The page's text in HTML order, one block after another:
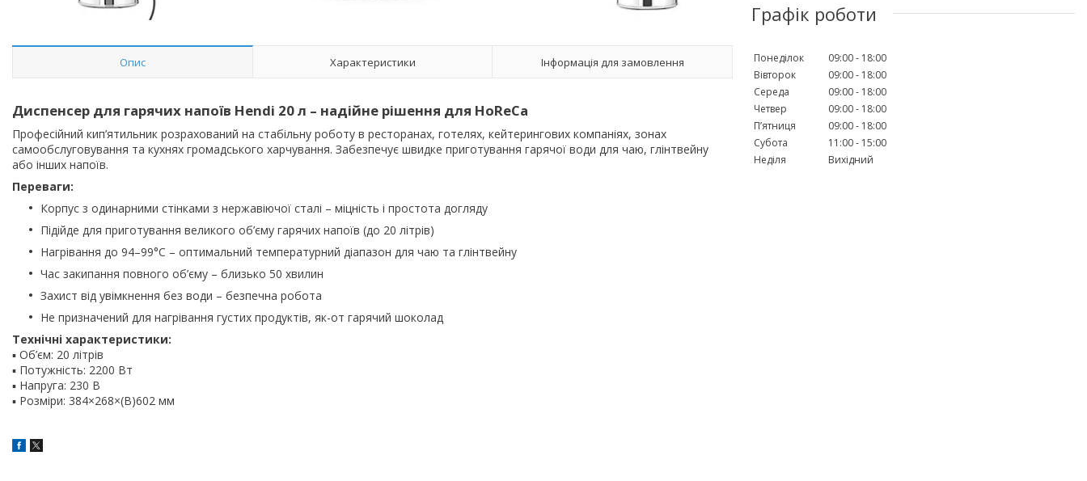
Опис Характеристики Інформація для замовлення
Диспенсер для гарячих напоїв Hendi 20 л – надійне рішення для HoReCa
Професійний кип’ятильник розрахований на стабільну роботу в ресторанах, готелях, кейтерингових компаніях, зонах
самообслуговування та кухнях громадського харчування. Забезпечує швидке приготування гарячої води для чаю, глінтвейну
або інших напоїв.
Переваги:
Корпус з одинарними стінками з нержавіючої сталі – міцність і простота догляду
Підійде для приготування великого об’єму гарячих напоїв (до 20 літрів)
Нагрівання до 94–99°C – оптимальний температурний діапазон для чаю та глінтвейну
Час закипання повного об’єму – близько 50 хвилин
Захист від увімкнення без води – безпечна робота
Не призначений для нагрівання густих продуктів, як-от гарячий шоколад
Технічні характеристики:
▪ Об’єм: 20 літрів
▪ Потужність: 2200 Вт
▪ Напруга: 230 В
▪ Розміри: 384×268×(В)602 мм
Графік роботи
Понеділок 09:00
18:00
Вівторок
09:00
18:00
Середа
09:00
18:00
Четвер
09:00
18:00
Пʼятниця
09:00
18:00
Субота
11:00
15:00
Неділя
Вихідний